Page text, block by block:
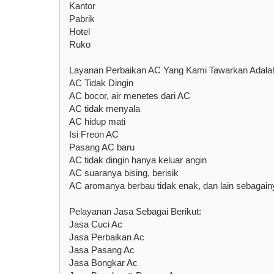
Kantor
Pabrik
Hotel
Ruko
Layanan Perbaikan AC Yang Kami Tawarkan
AC Tidak Dingin
AC bocor, air menetes dari AC
AC tidak menyala
AC hidup mati
Isi Freon AC
Pasang AC baru
AC tidak dingin hanya keluar angin
AC suaranya bising, berisik
AC aromanya berbau tidak enak, dan lain
Pelayanan Jasa Sebagai Berikut:
Jasa Cuci Ac
Jasa Perbaikan Ac
Jasa Pasang Ac
Jasa Bongkar Ac